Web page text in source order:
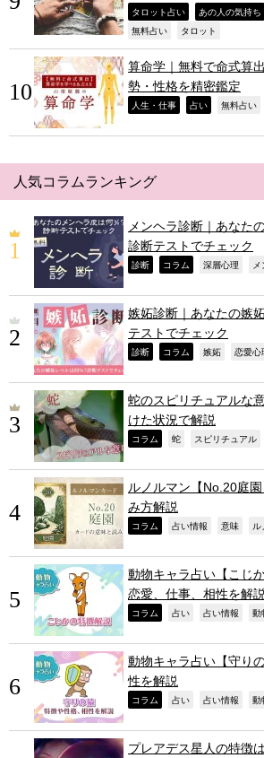
タロット占い あの人の気持ち
無料占い タロット
算命学｜無料で命式算
勢・性格を精密鑑定
人生・仕事 占い 無料占い
人気コラムランキング
メンヘラ診断｜あなた
診断テストでチェック
診断 コラム 深層心理
嫉妬診断｜あなたの嫉
テストでチェック
診断 コラム 嫉妬 恋愛心
蛇のスピリチュアルな
けた状況で解説
コラム 蛇 スピリチュアル
ルノルマン【No.20庭
み方解説
コラム 占い情報 意味 ル
動物キャラ占い【こじ
恋愛、仕事、相性を解説
コラム 占い 占い情報 動
動物キャラ占い【守り
性を解説
コラム 占い 占い情報 動
プレアデス星人の特徴